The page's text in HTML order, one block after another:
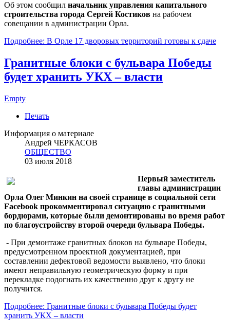
Об этом сообщил начальник управления капитального
строительства города Сергей Костиков на рабочем
совещании в администрации Орла.
Подробнее: В Орле 17 дворовых территорий готовы к сдаче
Гранитные блоки с бульвара Победы
будет хранить УКХ – власти
Empty
Печать
Информация о материале
Андрей ЧЕРКАСОВ
ОБЩЕСТВО
03 июля 2018
Первый заместитель
главы администрации
Орла Олег Минкин на своей странице в социальной сети
Facebook прокомментировал ситуацию с гранитными
бордюрами, которые были демонтированы во время работ
по благоустройству второй очереди бульвара Победы.
- При демонтаже гранитных блоков на бульваре Победы,
предусмотренном проектной документацией, при
составлении дефектовой ведомости выявлено, что блоки
имеют неправильную геометрическую форму и при
перекладке подогнать их качественно друг к другу не
получится.
Подробнее: Гранитные блоки с бульвара Победы будет
хранить УКХ – власти